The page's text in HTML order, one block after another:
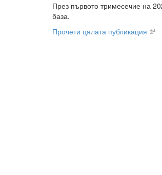
През първото тримесечие на
база.
Прочети цялата публикация